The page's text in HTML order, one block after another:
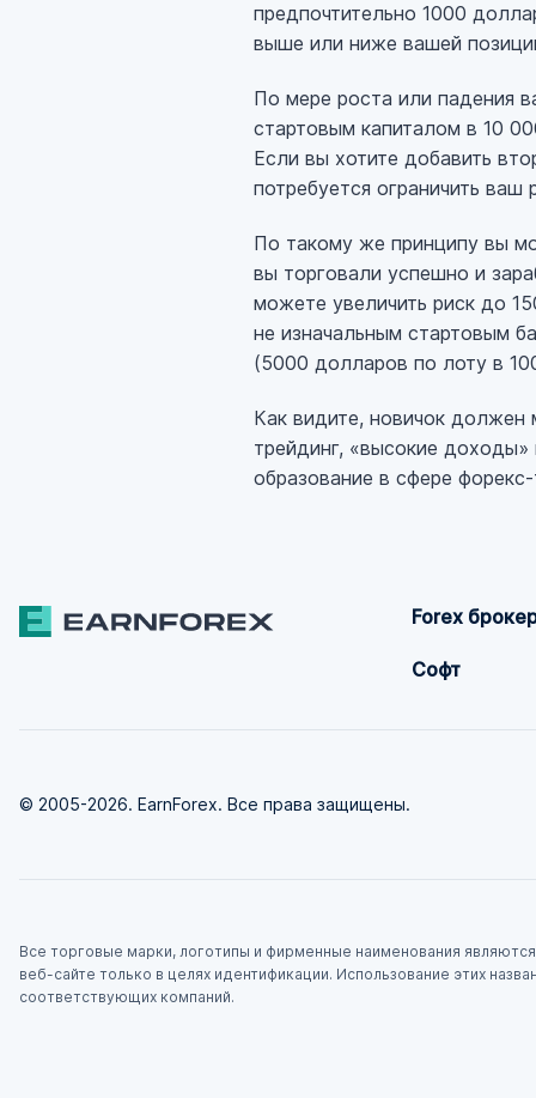
предпочтительно 1000
выше или ниже вашей
По мере роста или падения
стартовым капиталом в 10
Если вы хотите добавить
потребуется ограничить
По такому же принципу вы
вы торговали успешно и
можете увеличить риск до
не изначальным стартовым
(5000 долларов по лоту в
Как видите, новичок должен
трейдинг, «высокие
образование в сфере
Forex
Софт
© 2005-2026. EarnForex. Все права защищены.
Все торговые марки, логотипы и фирменные наименования
веб-сайте только в целях идентификации. Использование этих
соответствующих компаний.